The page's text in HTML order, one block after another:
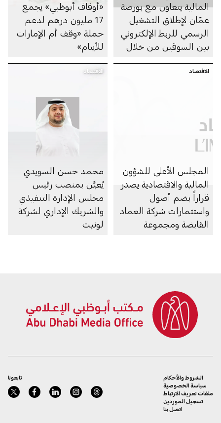
المالية يتعاون مع بورصة
عمّان لإطلاق التشغيل
الرسمي للربط الإلكتروني
بين السوقين من خلال
«أوقاف أبوظبي» يجمع
17 مليون درهم لدعم
حملة «وقف أم الإمارات
للأيتام»
الاقتصاد
المجلس الأعلى للشؤون
المالية والاقتصادية يصدر
قراراً بضم أصول
واستثمارات شركة العماد
القابضة ومجموعة
الاقتصاد
ﻣﺤﻤﺪ حسن اﻟﺴﻮﻳﺪي
يُعيَّن ﺑﻤﻨﺼﺐ رﺋﯿﺲ
ﻣﺠﻠﺲ اﻹدارة اﻟﺘﻨﻔﯿﺬي
واﻟﺸﺮﻳﻚ اﻹداري ﻟﺸﺮﻛﺔ
ﻟﻮﻧﯿﺖ
تابعونا
الشروط والأحكام
سياسة الخصوصية
ملفات تعريف الارتباط
تسجيل الموردين
اتصل بنا